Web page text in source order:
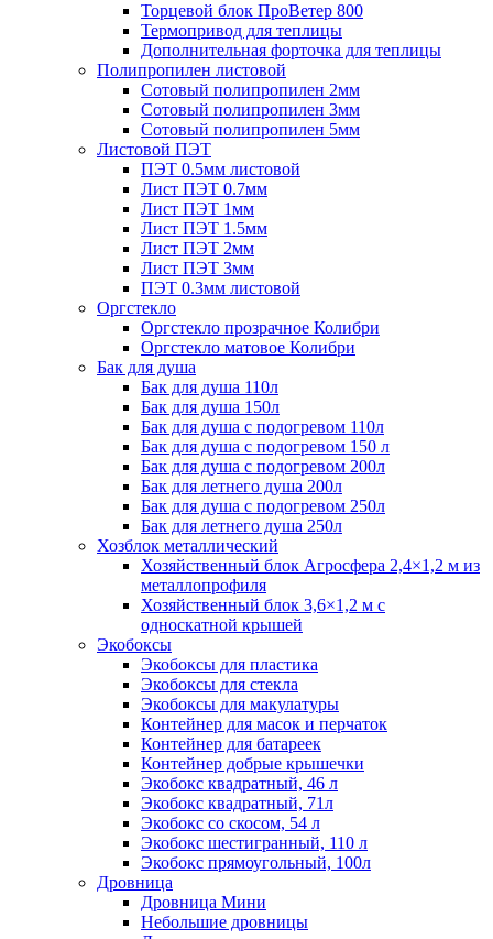
Торцевой блок ПроВетер 800
Термопривод для теплицы
Дополнительная форточка для теплицы
Полипропилен листовой
Сотовый полипропилен 2мм
Сотовый полипропилен 3мм
Сотовый полипропилен 5мм
Листовой ПЭТ
ПЭТ 0.5мм листовой
Лист ПЭТ 0.7мм
Лист ПЭТ 1мм
Лист ПЭТ 1.5мм
Лист ПЭТ 2мм
Лист ПЭТ 3мм
ПЭТ 0.3мм листовой
Оргстекло
Оргстекло прозрачное Колибри
Оргстекло матовое Колибри
Бак для душа
Бак для душа 110л
Бак для душа 150л
Бак для душа с подогревом 110л
Бак для душа с подогревом 150 л
Бак для душа с подогревом 200л
Бак для летнего душа 200л
Бак для душа с подогревом 250л
Бак для летнего душа 250л
Хозблок металлический
Хозяйственный блок Агросфера 2,4×1,2 м из
металлопрофиля
Хозяйственный блок 3,6×1,2 м с
односкатной крышей
Экобоксы
Экобоксы для пластика
Экобоксы для стекла
Экобоксы для макулатуры
Контейнер для масок и перчаток
Контейнер для батареек
Контейнер добрые крышечки
Экобокс квадратный, 46 л
Экобокс квадратный, 71л
Экобокс со скосом, 54 л
Экобокс шестигранный, 110 л
Экобокс прямоугольный, 100л
Дровница
Дровница Мини
Небольшие дровницы